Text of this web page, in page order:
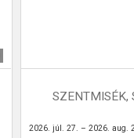
SZENTMISÉK,
2026. júl. 27. – 2026. aug.